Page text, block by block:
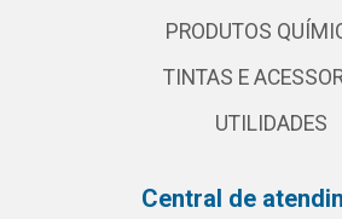
PRODUTOS
TINTAS E
UTILIDADES
Central de